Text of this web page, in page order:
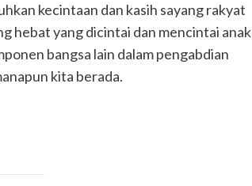
kecintaan dan kasih sayang rakyat
hebat yang dicintai dan mencintai anak
bangsa lain dalam pengabdian
kita berada.